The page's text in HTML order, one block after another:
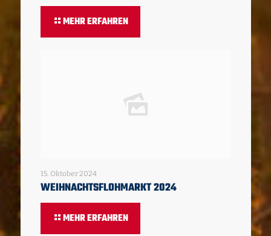
MEHR ERFAHREN
15. Oktober 2024
WEIHNACHTSFLOHMARKT 2024
MEHR ERFAHREN